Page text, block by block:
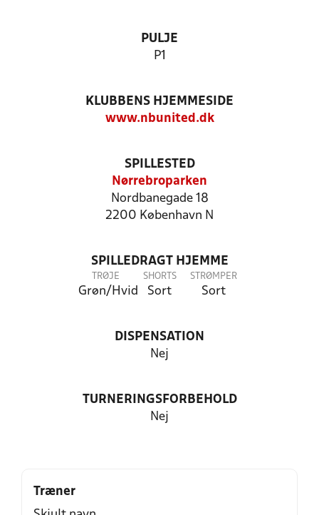
PULJE
P1
KLUBBENS HJEMMESIDE
www.nbunited.dk
SPILLESTED
Nørrebroparken
Nordbanegade 18
2200 København N
SPILLEDRAGT HJEMME
TRØJE
Grøn/Hvid
SHORTS
Sort
STRØMPER
Sort
DISPENSATION
Nej
TURNERINGSFORBEHOLD
Nej
Træner